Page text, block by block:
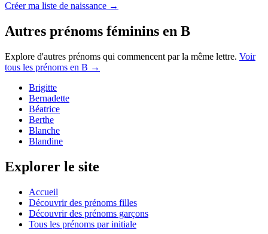
Créer ma liste de naissance →
Autres prénoms féminins en B
Explore d'autres prénoms qui commencent par la même lettre. Voir
tous les prénoms en B →
Brigitte
Bernadette
Béatrice
Berthe
Blanche
Blandine
Explorer le site
Accueil
Découvrir des prénoms filles
Découvrir des prénoms garçons
Tous les prénoms par initiale